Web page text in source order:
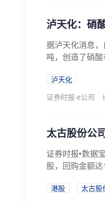
泸天化：硝
据泸天化消息
吨，创造了硝酸
泸天化
证券时报·e公司
太古股份公
证券时报•数据
股，回购金额
港股 太古股